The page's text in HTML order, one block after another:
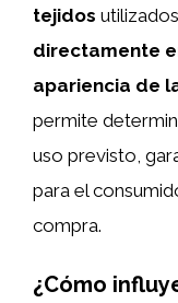
tejidos
directamente
apariencia de
permite
uso previsto,
para el
compra.
¿Cómo